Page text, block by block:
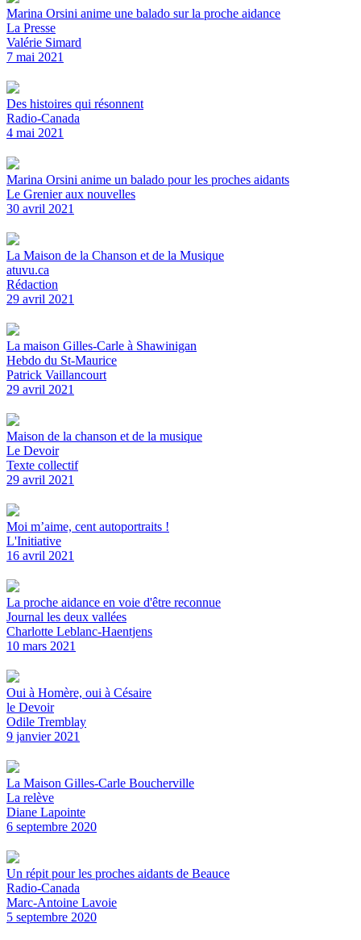
Marina Orsini anime une balado sur la proche aidance
La Presse
Valérie Simard
7 mai 2021
Des histoires qui résonnent
Radio-Canada
4 mai 2021
Marina Orsini anime un balado pour les proches aidants
Le Grenier aux nouvelles
30 avril 2021
La Maison de la Chanson et de la Musique
atuvu.ca
Rédaction
29 avril 2021
La maison Gilles-Carle à Shawinigan
Hebdo du St-Maurice
Patrick Vaillancourt
29 avril 2021
Maison de la chanson et de la musique
Le Devoir
Texte collectif
29 avril 2021
Moi m’aime, cent autoportraits !
L'Initiative
16 avril 2021
La proche aidance en voie d'être reconnue
Journal les deux vallées
Charlotte Leblanc-Haentjens
10 mars 2021
Oui à Homère, oui à Césaire
le Devoir
Odile Tremblay
9 janvier 2021
La Maison Gilles-Carle Boucherville
La relève
Diane Lapointe
6 septembre 2020
Un répit pour les proches aidants de Beauce
Radio-Canada
Marc-Antoine Lavoie
5 septembre 2020